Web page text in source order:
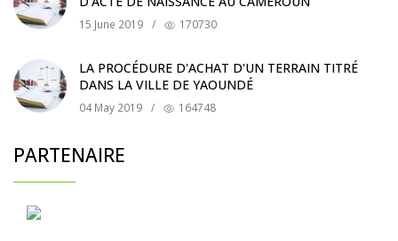
15 June 2019 / 170730
LA PROCÉDURE D'ACHAT D'UN TERRAIN TITRÉ
DANS LA VILLE DE YAOUNDÉ
04 May 2019 / 164748
PARTENAIRE